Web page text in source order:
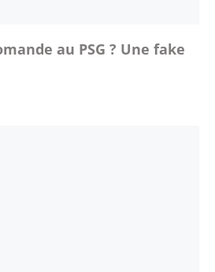
au PSG ? Une fake